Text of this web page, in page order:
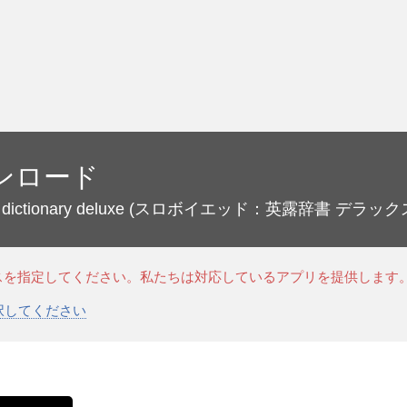
ロード
deluxe (スロボイエッド：英露辞書 デラック
指定してください。私たちは対応しているアプリを提供します。
してください